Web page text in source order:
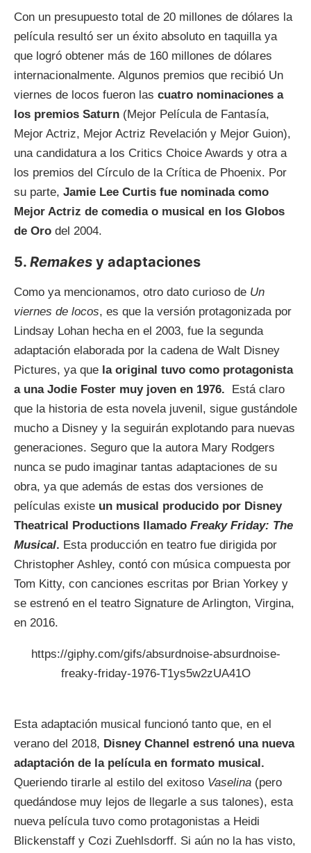
Con un presupuesto total de 20 millones de dólares la
película resultó ser un éxito absoluto en taquilla ya
que logró obtener más de 160 millones de dólares
internacionalmente. Algunos premios que recibió Un
viernes de locos fueron las cuatro nominaciones a
los premios Saturn (Mejor Película de Fantasía,
Mejor Actriz, Mejor Actriz Revelación y Mejor Guion),
una candidatura a los Critics Choice Awards y otra a
los premios del Círculo de la Crítica de Phoenix. Por
su parte, Jamie Lee Curtis fue nominada como
Mejor Actriz de comedia o musical en los Globos
de Oro del 2004.
5. Remakes y adaptaciones
Como ya mencionamos, otro dato curioso de Un
viernes de locos, es que la versión protagonizada por
Lindsay Lohan hecha en el 2003, fue la segunda
adaptación elaborada por la cadena de Walt Disney
Pictures, ya que la original tuvo como protagonista
a una Jodie Foster muy joven en 1976. Está claro
que la historia de esta novela juvenil, sigue gustándole
mucho a Disney y la seguirán explotando para nuevas
generaciones. Seguro que la autora Mary Rodgers
nunca se pudo imaginar tantas adaptaciones de su
obra, ya que además de estas dos versiones de
películas existe un musical producido por Disney
Theatrical Productions llamado Freaky Friday: The
Musical. Esta producción en teatro fue dirigida por
Christopher Ashley, contó con música compuesta por
Tom Kitty, con canciones escritas por Brian Yorkey y
se estrenó en el teatro Signature de Arlington, Virgina,
en 2016.
https://giphy.com/gifs/absurdnoise-absurdnoise-
freaky-friday-1976-T1ys5w2zUA41O
Esta adaptación musical funcionó tanto que, en el
verano del 2018, Disney Channel estrenó una nueva
adaptación de la película en formato musical.
Queriendo tirarle al estilo del exitoso Vaselina (pero
quedándose muy lejos de llegarle a sus talones), esta
nueva película tuvo como protagonistas a Heidi
Blickenstaff y Cozi Zuehlsdorff. Si aún no la has visto,